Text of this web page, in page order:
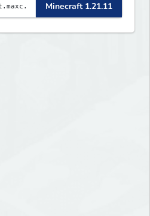
Minecraft 1.21.11